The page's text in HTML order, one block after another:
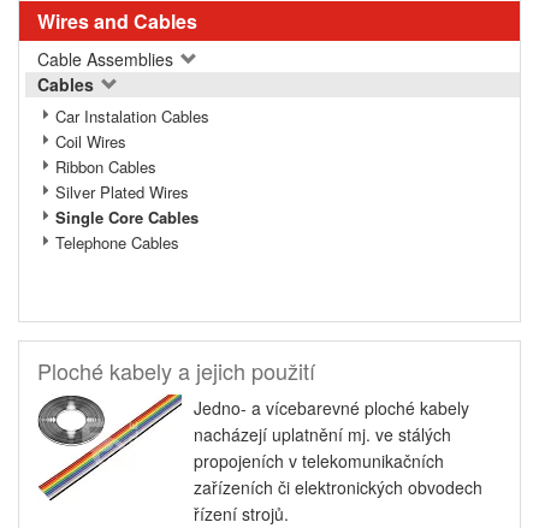
Wires and Cables
Cable Assemblies
Cables
Car Instalation Cables
Coil Wires
Ribbon Cables
Silver Plated Wires
Single Core Cables
Telephone Cables
Ploché kabely a jejich použití
Jedno- a vícebarevné ploché kabely
nacházejí uplatnění mj. ve stálých
propojeních v telekomunikačních
zařízeních či elektronických obvodech
řízení strojů.